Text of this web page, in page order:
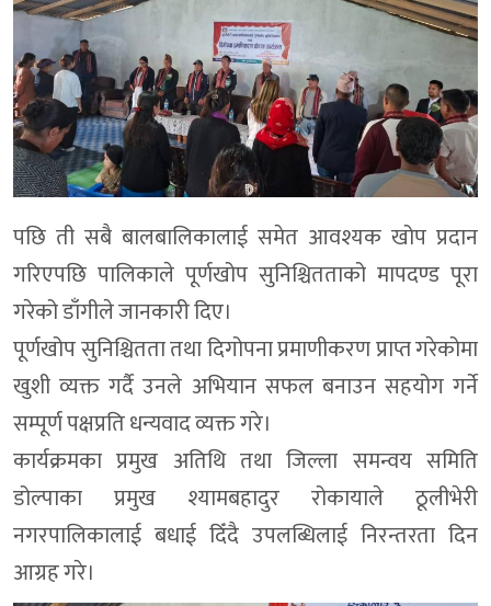
पछि ती सबै बालबालिकालाई समेत आवश्यक खोप प्रदान
गरिएपछि पालिकाले पूर्णखोप सुनिश्चितताको मापदण्ड पूरा
गरेको डाँगीले जानकारी दिए।
पूर्णखोप सुनिश्चितता तथा दिगोपना प्रमाणीकरण प्राप्त गरेकोमा
खुशी व्यक्त गर्दै उनले अभियान सफल बनाउन सहयोग गर्ने
सम्पूर्ण पक्षप्रति धन्यवाद व्यक्त गरे।
कार्यक्रमका प्रमुख अतिथि तथा जिल्ला समन्वय समिति
डोल्पाका प्रमुख श्यामबहादुर रोकायाले ठूलीभेरी
नगरपालिकालाई बधाई दिँदै उपलब्धिलाई निरन्तरता दिन
आग्रह गरे।